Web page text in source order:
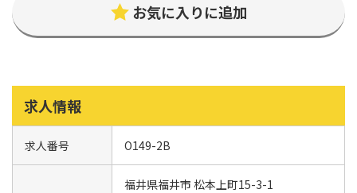
お気に入りに追加
求人情報
求人番号 O149-2B
福井県福井市 松本上町15-3-1